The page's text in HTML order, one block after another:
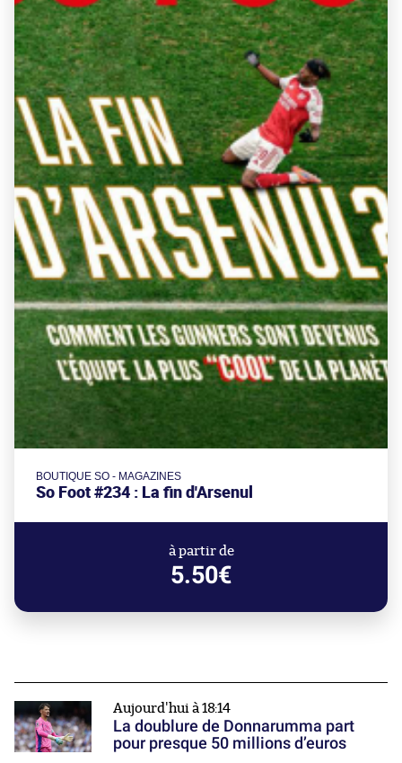
BOUTIQUE SO - MAGAZINES
So Foot #234 : La fin d'Arsenul
à partir de
5.50€
Aujourd'hui à 18:14
La doublure de Donnarumma part
pour presque 50 millions d’euros